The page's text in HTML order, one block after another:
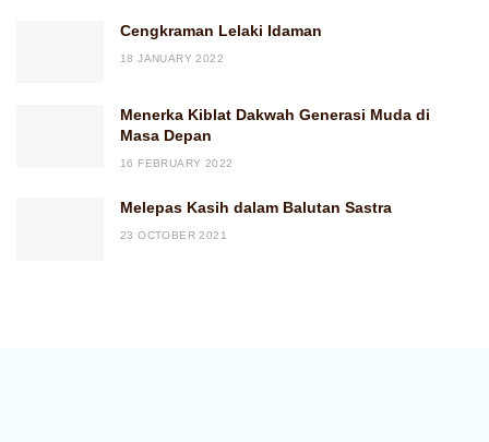
Cengkraman Lelaki Idaman
18 JANUARY 2022
Menerka Kiblat Dakwah Generasi Muda di
Masa Depan
16 FEBRUARY 2022
Melepas Kasih dalam Balutan Sastra
23 OCTOBER 2021